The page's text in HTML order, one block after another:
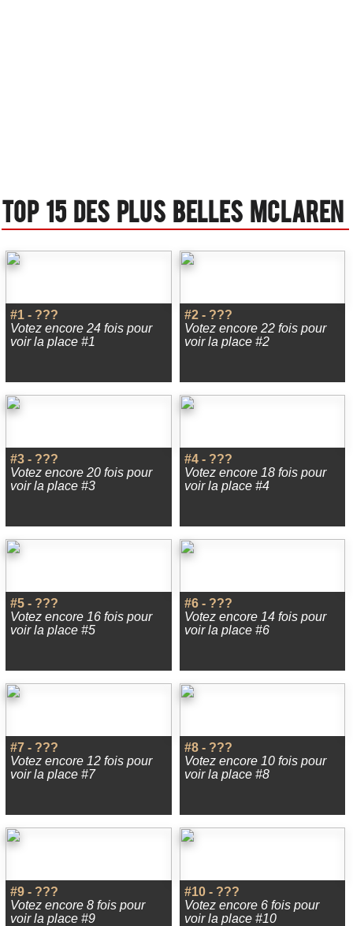
Top 15 des plus belles Mclaren
#1 - ???
Votez encore 24 fois pour
voir la place #1
#2 - ???
Votez encore 22 fois pour
voir la place #2
#3 - ???
Votez encore 20 fois pour
voir la place #3
#4 - ???
Votez encore 18 fois pour
voir la place #4
#5 - ???
Votez encore 16 fois pour
voir la place #5
#6 - ???
Votez encore 14 fois pour
voir la place #6
#7 - ???
Votez encore 12 fois pour
voir la place #7
#8 - ???
Votez encore 10 fois pour
voir la place #8
#9 - ???
Votez encore 8 fois pour
voir la place #9
#10 - ???
Votez encore 6 fois pour
voir la place #10